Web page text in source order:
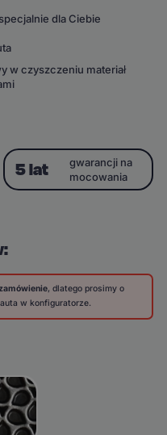
dla Ciebie
w czyszczeniu materiał
, dlatego prosimy o
w konfiguratorze.
5 lat
gwarancji na
mocowania